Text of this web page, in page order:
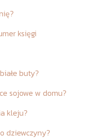
księgi
buty?
sojowe w domu?
kleju?
dziewczyny?